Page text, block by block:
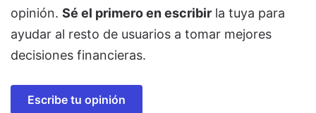
opinión. Sé el primero en escribir la tuya para
ayudar al resto de usuarios a tomar mejores
decisiones financieras.
Escribe tu opinión